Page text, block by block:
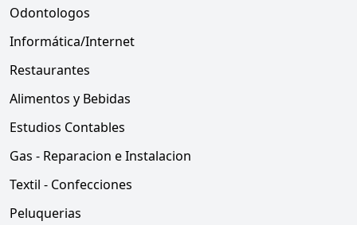
Odontologos
Informática/Internet
Restaurantes
Alimentos y Bebidas
Estudios Contables
Gas - Reparacion e Instalacion
Textil - Confecciones
Peluquerias